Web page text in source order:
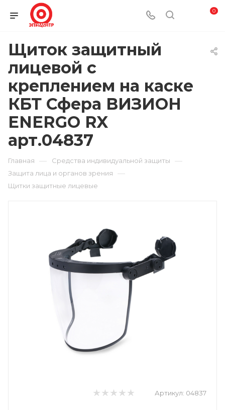
0
Щиток защитный
лицевой с
креплением на каске
КБТ Сфера ВИЗИОН
ENERGO RX
арт.04837
Главная — Средства индивидуальной защиты —
Защита лица и органов зрения —
Щитки защитные лицевые
Артикул: 04837